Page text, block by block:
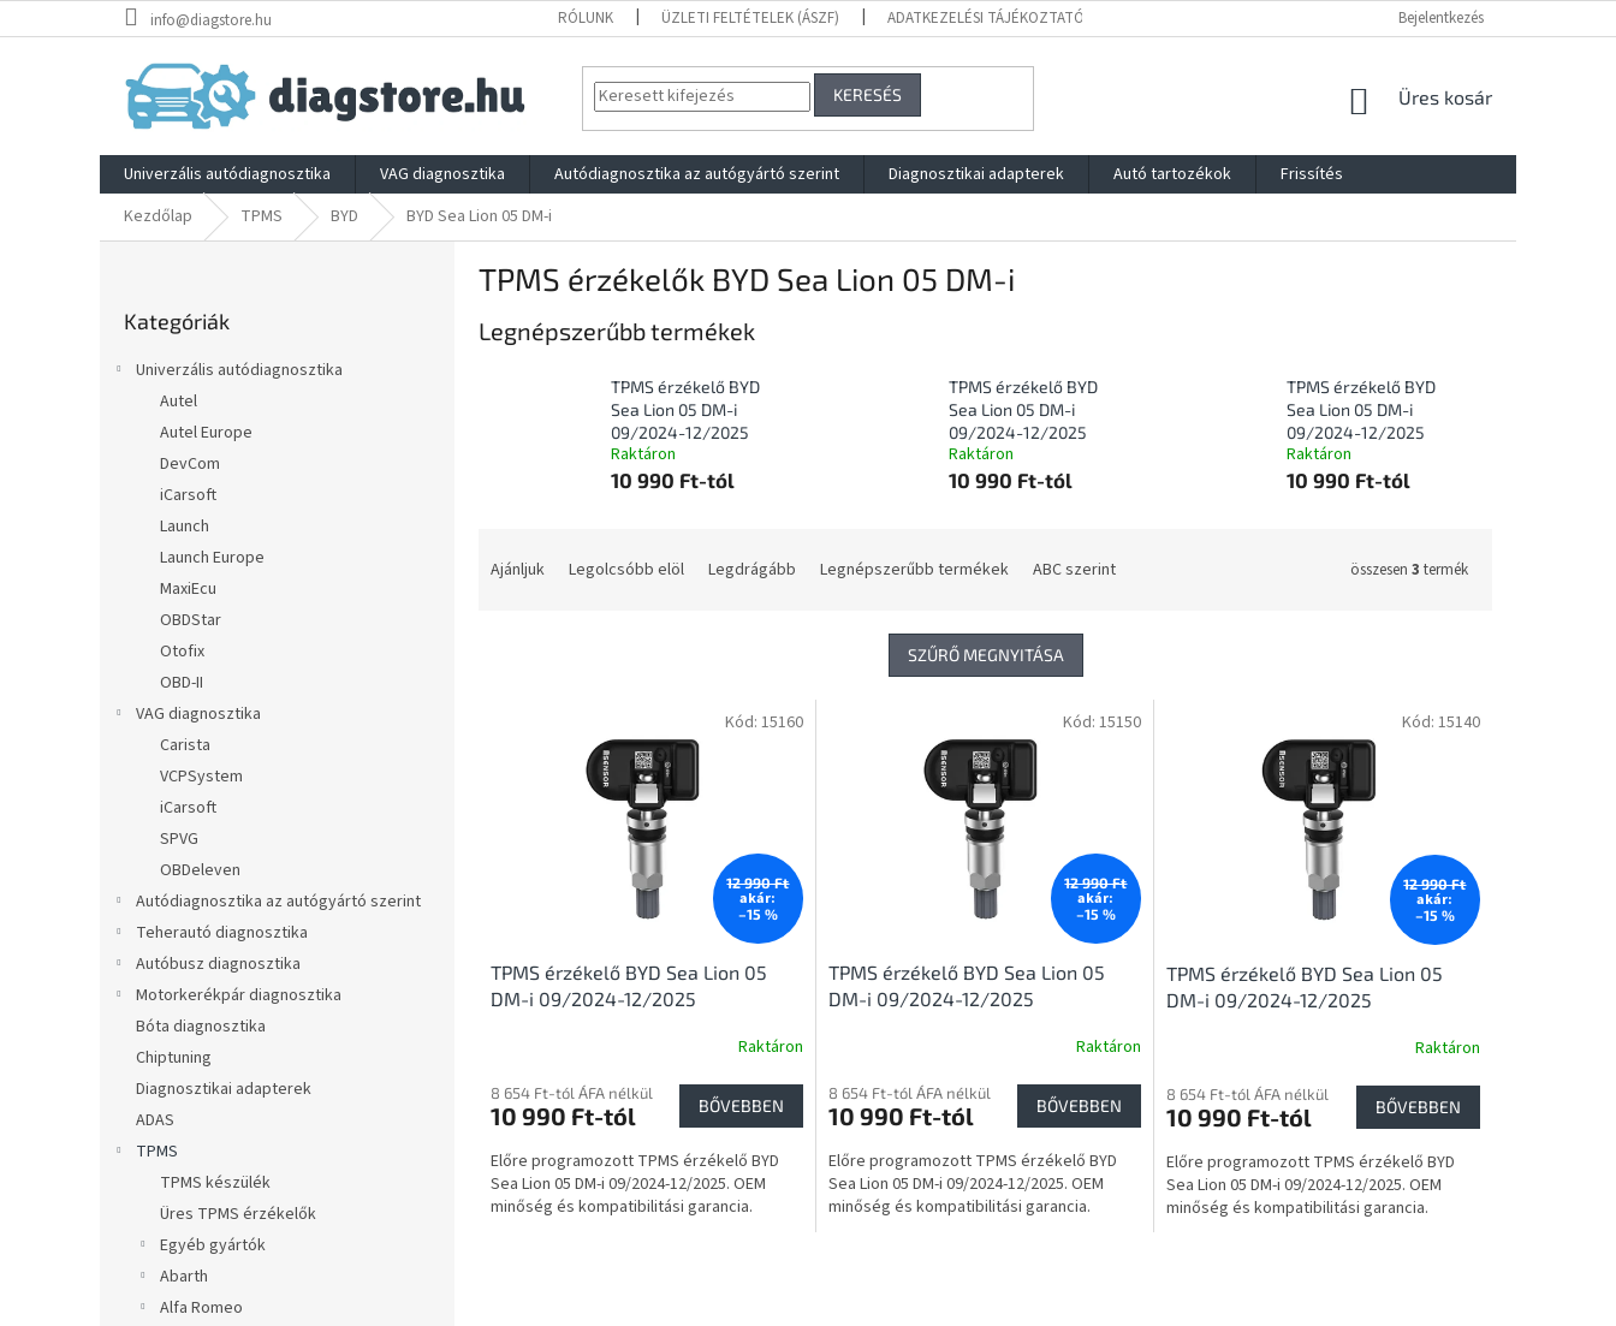
a
info@diagstore.hu RÓLUNK ÜZLETI FELTÉTELEK (ÁSZF) ADATKEZELÉSI TÁJÉKOZTATÓ FOGYASZTÓVÉDELMI TÁJÉKOZTATÓ
Bejelentkezés
KERESÉS KOSÁR
Üres kosár
Univerzális autódiagnosztika VAG diagnosztika Autódiagnosztika az autógyártó szerint Diagnosztikai adapterek Autó tartozékok
Frissítés
Kezdőlap
TPMS BYD BYD Sea Lion 05 DM-i
átugrása
Kategóriák
Univerzális autódiagnosztika
Autel
Autel Europe
DevCom
iCarsoft
Launch
Launch Europe
MaxiEcu
OBDStar
Otofix
OBD-II
VAG diagnosztika
Carista
VCPSystem
iCarsoft
SPVG
OBDeleven
Autódiagnosztika az autógyártó szerint
Teherautó diagnosztika
Autóbusz diagnosztika
Motorkerékpár diagnosztika
Bóta diagnosztika
Chiptuning
Diagnosztikai adapterek
ADAS
TPMS
TPMS készülék
Üres TPMS érzékelők
Egyéb gyártók
Abarth
Alfa Romeo
TPMS érzékelők BYD Sea Lion 05 DM-i
Legnépszerűbb termékek
TPMS érzékelő BYD
Sea Lion 05 DM-i
09/2024-12/2025
Raktáron
10 990 Ft-tól
TPMS érzékelő BYD
Sea Lion 05 DM-i
09/2024-12/2025
Raktáron
10 990 Ft-tól
TPMS érzékelő BYD
Sea Lion 05 DM-i
09/2024-12/2025
Raktáron
10 990 Ft-tól
Ajánljuk Legolcsóbb elöl Legdrágább Legnépszerűbb termékek ABC szerint összesen 3 termék
SZŰRŐ MEGNYITÁSA
12 990 Ft
akár:
–15 %
TPMS érzékelő BYD Sea Lion 05
DM-i 09/2024-12/2025
Raktáron
8 654 Ft-tól ÁFA nélkül
10 990 Ft-tól BŐVEBBEN
Előre programozott TPMS érzékelő BYD
Sea Lion 05 DM-i 09/2024-12/2025. OEM
minőség és kompatibilitási garancia.
Kód: 15160
12 990 Ft
akár:
–15 %
TPMS érzékelő BYD Sea Lion 05
DM-i 09/2024-12/2025
Raktáron
8 654 Ft-tól ÁFA nélkül
10 990 Ft-tól BŐVEBBEN
Előre programozott TPMS érzékelő BYD
Sea Lion 05 DM-i 09/2024-12/2025. OEM
minőség és kompatibilitási garancia.
Kód: 15150
12 990 Ft
akár:
–15 %
TPMS érzékelő BYD Sea Lion 05
DM-i 09/2024-12/2025
Raktáron
8 654 Ft-tól ÁFA nélkül
10 990 Ft-tól BŐVEBBEN
Előre programozott TPMS érzékelő BYD
Sea Lion 05 DM-i 09/2024-12/2025. OEM
minőség és kompatibilitási garancia.
Kód: 15140